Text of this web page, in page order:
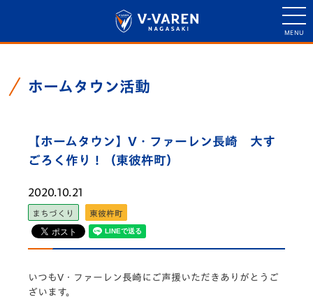
ホームタウン活動
【ホームタウン】V・ファーレン長崎 大す
ごろく作り！（東彼杵町）
2020.10.21
まちづくり 東彼杵町
いつもV・ファーレン長崎にご声援いただきありがとうご
ざいます。